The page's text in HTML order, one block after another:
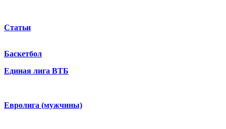
Статьи
Баскетбол
Единая лига ВТБ
Евролига (мужчины)